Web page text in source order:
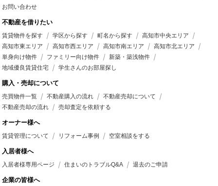
お問い合わせ
不動産を借りたい
賃貸物件を探す 学区から探す 町名から探す
高知市中央エリア
高知市東エリア
高知市西エリア 高知市南エリア
高知市北エリア
単身向け物件
ファミリー向け物件
新築・築浅物件
地域優良賃貸住宅
学生さんのお部屋探し
購入・売却について
売買物件一覧 不動産購入の流れ
不動産売却について
不動産売却の流れ
売却査定を依頼する
オーナー様へ
賃貸管理について リフォーム事例 空室相談をする
入居者様へ
入居者様専用ページ 住まいのトラブルQ&A 退去のご申請
企業の皆様へ